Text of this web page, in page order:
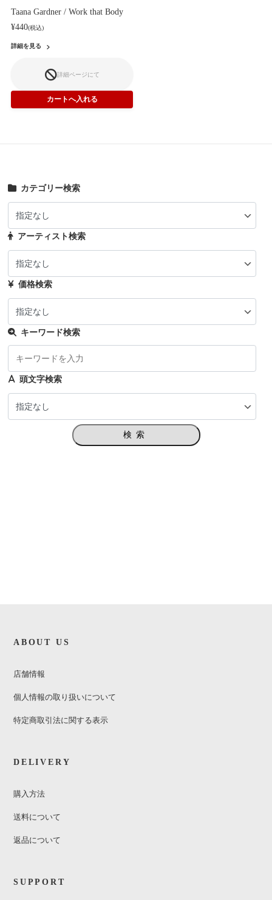
Taana Gardner / Work that Body
¥440(税込)
詳細を見る
詳細ページにて
カテゴリー検索
アーティスト検索
価格検索
キーワード検索
頭文字検索
検索
ABOUT US
店舗情報
個人情報の取り扱いについて
特定商取引法に関する表示
DELIVERY
購入方法
送料について
返品について
SUPPORT